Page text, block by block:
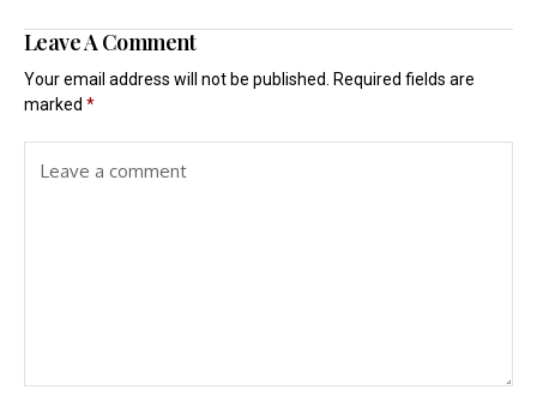
Leave A Comment
Your email address will not be published.
Required fields are
marked *